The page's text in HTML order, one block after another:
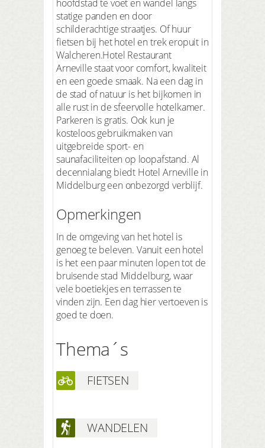
hoofdstad te voet en wandel langs
statige panden en door
schilderachtige straatjes. Of huur
fietsen bij het hotel en trek eropuit in
Walcheren.Hotel Restaurant
Arneville staat voor comfort, kwaliteit
en een goede smaak. Na een dag in
de stad of natuur is het bijkomen in
alle rust in de sfeervolle hotelkamer.
Parkeren is gratis. Ook kun je
kosteloos gebruikmaken van
uitgebreide sport- en
saunafaciliteiten op loopafstand. Al
decennialang biedt Hotel Arneville in
Middelburg een onbezorgd verblijf.
Opmerkingen
In de omgeving van het hotel is
genoeg te beleven. Vanuit een hotel
is het een paar minuten lopen tot de
bruisende stad Middelburg, waar
vele boetiekjes en terrassen te
vinden zijn. Een dag hier vertoeven is
goed te doen.
Thema´s
FIETSEN
WANDELEN